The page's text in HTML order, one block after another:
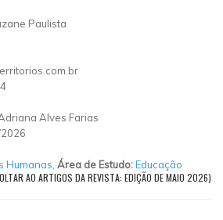
Paulista
Alves Farias
Humanas Área de Estudo:Educação
AO ARTIGOS DA REVISTA: EDIÇÃO DE MAIO 2026)